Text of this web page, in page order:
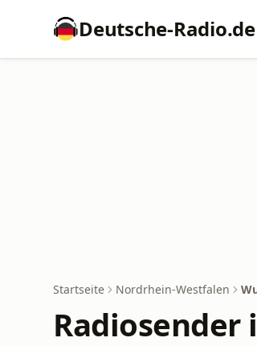
Deutsche-Radio.de
Startseite Nordrhein-Westfalen